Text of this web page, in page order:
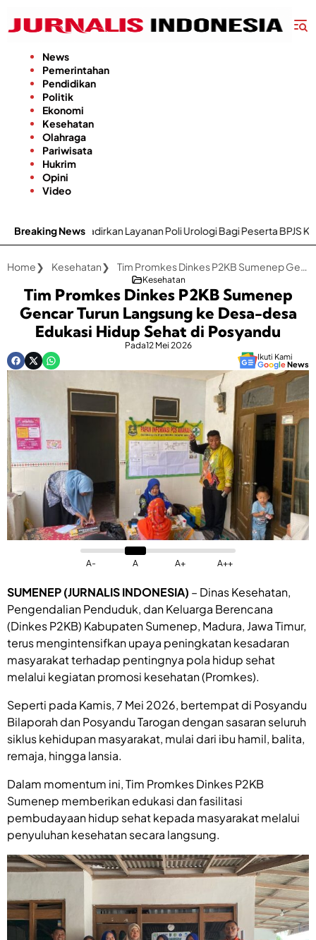
konten
News
Pemerintahan
Pendidikan
Politik
Ekonomi
Kesehatan
Olahraga
Pariwisata
Hukrim
Opini
Video
Breaking News
Layanan Poli Urologi Bagi Peserta BPJS Kesehatan
Home Kesehatan Tim Promkes Dinkes P2KB Sumenep Gencar Turun Langsung ke Desa-desa Edukasi Hidup Sehat di Posyandu
Kesehatan
Tim Promkes Dinkes P2KB Sumenep
Gencar Turun Langsung ke Desa-desa
Edukasi Hidup Sehat di Posyandu
Pada12 Mei 2026
Ikuti Kami
GoogleNews
A- A A+ A++
SUMENEP (JURNALIS INDONESIA) – Dinas Kesehatan,
Pengendalian Penduduk, dan Keluarga Berencana
(Dinkes P2KB) Kabupaten Sumenep, Madura, Jawa Timur,
terus mengintensifkan upaya peningkatan kesadaran
masyarakat terhadap pentingnya pola hidup sehat
melalui kegiatan promosi kesehatan (Promkes).
Seperti pada Kamis, 7 Mei 2026, bertempat di Posyandu
Bilaporah dan Posyandu Tarogan dengan sasaran seluruh
siklus kehidupan masyarakat, mulai dari ibu hamil, balita,
remaja, hingga lansia.
Dalam momentum ini, Tim Promkes Dinkes P2KB
Sumenep memberikan edukasi dan fasilitasi
pembudayaan hidup sehat kepada masyarakat melalui
penyuluhan kesehatan secara langsung.